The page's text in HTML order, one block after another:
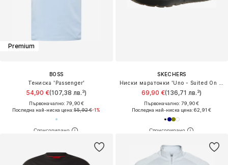
Premium
BOSS
Тениска 'Passenger'
54,90 €(107,38 лв.³)
Първоначално: 79,90 €
Последна най-ниска цена:55,92 €-1%
SKECHERS
69,90 €(136,71 лв.³)
Първоначално: 79,90 €
Последна най-ниска цена:62,91 €